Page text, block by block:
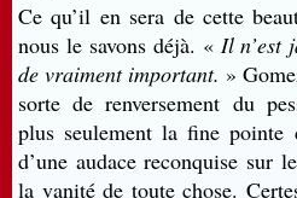
Ce qu’il en sera de cette
nous le savons déjà. « Il n’est
de vraiment important. »
sorte de renversement du
plus seulement la fine
d’une audace reconquise sur
la vanité de toute chose.